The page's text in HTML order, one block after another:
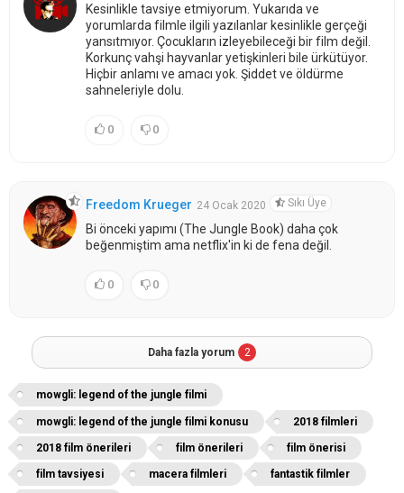
Kesinlikle tavsiye etmiyorum. Yukarıda ve
yorumlarda filmle ilgili yazılanlar kesinlikle gerçeği
yansıtmıyor. Çocukların izleyebileceği bir film değil.
Korkunç vahşi hayvanlar yetişkinleri bile ürkütüyor.
Hiçbir anlamı ve amacı yok. Şiddet ve öldürme
sahneleriyle dolu.
0 0
Freedom Krueger 24 Ocak 2020 Sıkı Üye
Bi önceki yapımı (The Jungle Book) daha çok
beğenmiştim ama netflix'in ki de fena değil.
0 0
Daha fazla yorum 2
mowgli: legend of the jungle filmi
mowgli: legend of the jungle filmi konusu 2018 filmleri
2018 film önerileri film önerileri film önerisi
film tavsiyesi macera filmleri fantastik filmler